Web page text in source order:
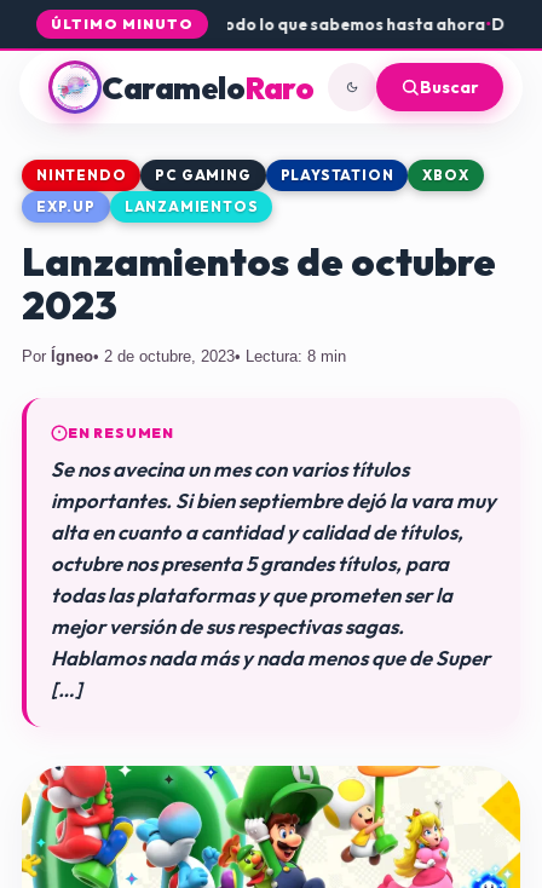
ÚLTIMO MINUTO
Core a PS5 y Xbox: todo lo que sabemos hasta ahora•Dónde
CarameloRaro Buscar
NINTENDO PC GAMING PLAYSTATION
XBOX
EXP.UP
LANZAMIENTOS
Lanzamientos de octubre
2023
Por Ígneo• 2 de octubre, 2023• Lectura: 8 min
EN RESUMEN
Se nos avecina un mes con varios títulos
importantes. Si bien septiembre dejó la vara muy
alta en cuanto a cantidad y calidad de títulos,
octubre nos presenta 5 grandes títulos, para
todas las plataformas y que prometen ser la
mejor versión de sus respectivas sagas.
Hablamos nada más y nada menos que de Super
[…]